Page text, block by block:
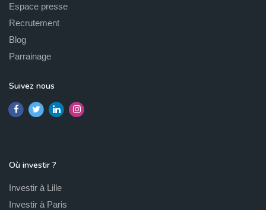
Espace presse
Recrutement
Blog
Parrainage
Suivez nous
Où investir ?
Investir à Lille
Investir à Paris